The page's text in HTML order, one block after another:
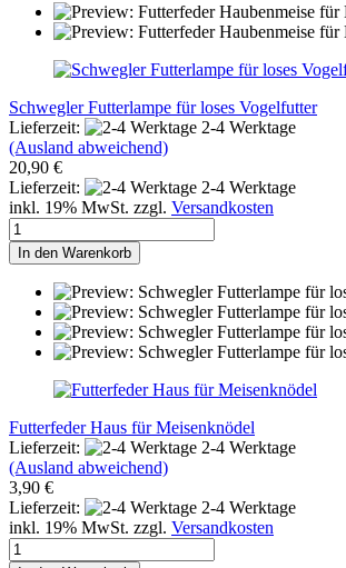
Schwegler Futterlampe für loses Vogelfutter
Lieferzeit:
2-4 Werktage
(Ausland abweichend)
20,90 €
Lieferzeit:
2-4 Werktage
inkl. 19% MwSt. zzgl. Versandkosten
In den Warenkorb
Futterfeder Haus für Meisenknödel
Lieferzeit:
2-4 Werktage
(Ausland abweichend)
3,90 €
Lieferzeit:
2-4 Werktage
inkl. 19% MwSt. zzgl. Versandkosten